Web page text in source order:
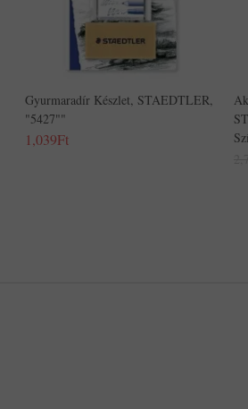
Gyurmaradír Készlet, STAEDTLER,
"5427""
1,039Ft